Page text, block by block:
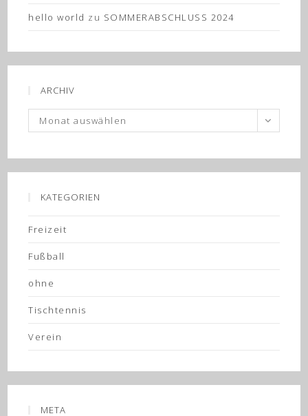
hello world zu SOMMERABSCHLUSS 2024
ARCHIV
Archiv
Monat auswählen
KATEGORIEN
Freizeit
Fußball
ohne
Tischtennis
Verein
META